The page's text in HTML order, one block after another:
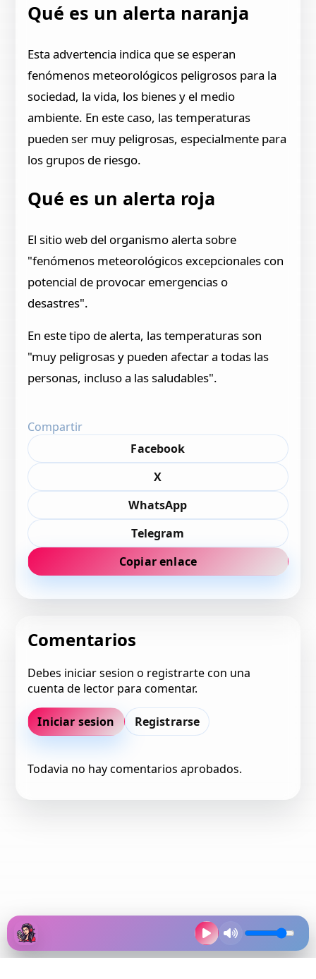
Qué es un alerta naranja
Esta advertencia indica que se esperan
fenómenos meteorológicos peligrosos para la
sociedad, la vida, los bienes y el medio
ambiente. En este caso, las temperaturas
pueden ser muy peligrosas, especialmente para
los grupos de riesgo.
Qué es un alerta roja
El sitio web del organismo alerta sobre
"fenómenos meteorológicos excepcionales con
potencial de provocar emergencias o
desastres".
En este tipo de alerta, las temperaturas son
"muy peligrosas y pueden afectar a todas las
personas, incluso a las saludables".
Compartir
Facebook
X
WhatsApp
Telegram
Copiar enlace
Comentarios
Debes iniciar sesion o registrarte con una
cuenta de lector para comentar.
Iniciar sesion Registrarse
Todavia no hay comentarios aprobados.